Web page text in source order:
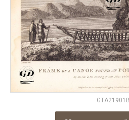
GTA21901B